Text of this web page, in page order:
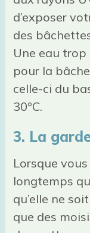
d’exposer
des
Une eau
pour la
celle-ci du
30°C.
3. La
Lorsque
longtemps
qu’elle ne
que des